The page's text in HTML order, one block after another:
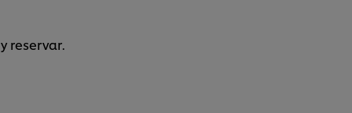
reservar.